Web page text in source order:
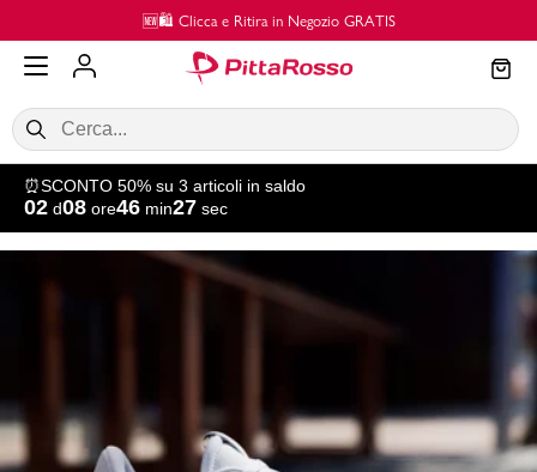
Vai al contenuto principale🆕🛍️ Clicca e Ritira in Negozio GRATIS
⏰SCONTO 50% su 3 articoli in saldo
02 d08 ore46 min27 sec